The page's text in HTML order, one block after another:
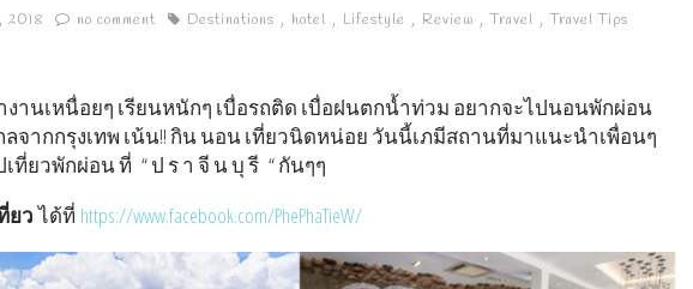
2018 no comment Destinations hotel Lifestyle Review Travel Travel Tips
งานเหนื่อยๆ เรียนหนักๆ เบื่อรถติด เบื่อฝนตกน้ำท่วม อยากจะไปนอนพักผ่อน
ลจากกรุงเทพ เน้น!! กิน นอน เที่ยวนิดหน่อย วันนี้เภมีสถานที่มาแนะนำเพื่อนๆ
ที่ยวพักผ่อน ที่ “ ป ร า จี น บุ รี “ กันๆๆ
ยวได้ที่ https://www.facebook.com/PhePhaTieW/